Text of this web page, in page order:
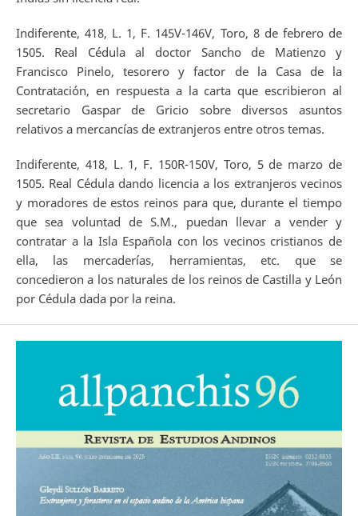
Indiferente, 418, L. 1, F. 145V-146V, Toro, 8 de febrero de
1505. Real Cédula al doctor Sancho de Matienzo y
Francisco Pinelo, tesorero y factor de la Casa de la
Contratación, en respuesta a la carta que escribieron al
secretario Gaspar de Gricio sobre diversos asuntos
relativos a mercancías de extranjeros entre otros temas.
Indiferente, 418, L. 1, F. 150R-150V, Toro, 5 de marzo de
1505. Real Cédula dando licencia a los extranjeros vecinos
y moradores de estos reinos para que, durante el tiempo
que sea voluntad de S.M., puedan llevar a vender y
contratar a la Isla Española con los vecinos cristianos de
ella, las mercaderías, herramientas, etc. que se
concedieron a los naturales de los reinos de Castilla y León
por Cédula dada por la reina.